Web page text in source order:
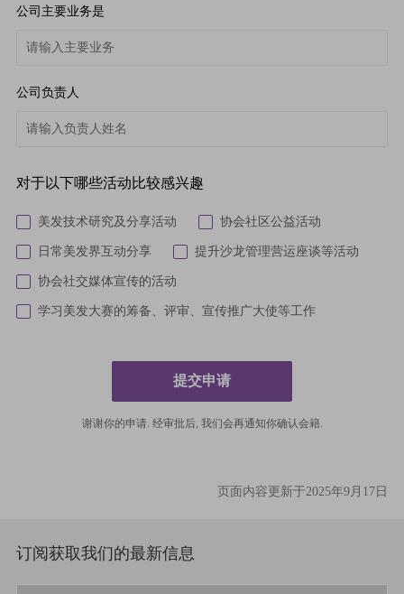
公司主要业务是
公司负责人
对于以下哪些活动比较感兴趣
美发技术研究及分享活动 协会社区公益活动
日常美发界互动分享 提升沙龙管理营运座谈等活动
协会社交媒体宣传的活动
学习美发大赛的筹备、评审、宣传推广大使等工作
提交申请
谢谢你的申请. 经审批后, 我们会再通知你确认会籍.
页面内容更新于2025年9月17日
订阅获取我们的最新信息